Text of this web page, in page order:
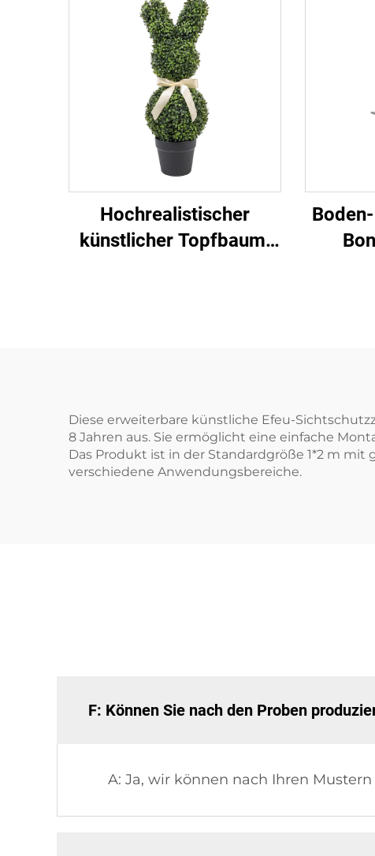
Hochrealistischer
künstlicher Topfbaum:
Diese erweiterbare künstliche Efeu-
8 Jahren aus. Sie ermöglicht eine einfache
Das Produkt ist in der Standardgröße 1*2 m
verschiedene Anwendungsbereiche.
F: Können Sie nach den Proben
A: Ja, wir können nach Ihren